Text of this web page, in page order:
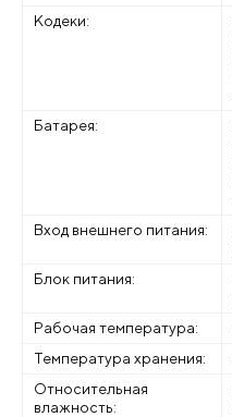
Кодеки:
Батарея:
Вход внешнего питания:
Блок питания:
Рабочая температура:
Температура хранения:
Относительная
влажность: